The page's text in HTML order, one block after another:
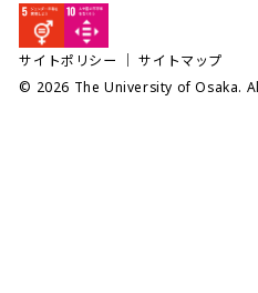
サイトポリシー ｜サイトマップ
© 2026 The University of Osaka.